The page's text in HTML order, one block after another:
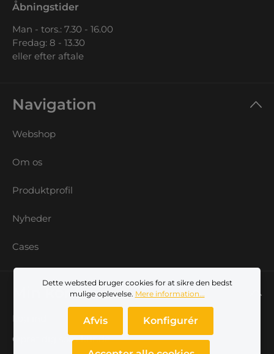
Åbningstider
Man - tors.: 7.30 - 16.00
Fredag: 8 - 13.30
eller efter aftale
Navigation
Webshop
Om os
Produktprofil
Nyheder
Cases
Min konto
Log ind
Opret dig som kunde
Dette websted bruger cookies for at sikre den bedst
mulige oplevelse. Mere information...
Afvis Konfigurér